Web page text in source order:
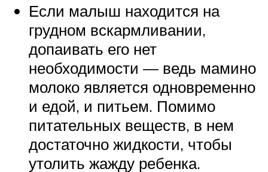
Если малыш находится на
грудном вскармливании,
допаивать его нет
необходимости — ведь мамино
молоко является одновременно
и едой, и питьем. Помимо
питательных веществ, в нем
достаточно жидкости, чтобы
утолить жажду ребенка.